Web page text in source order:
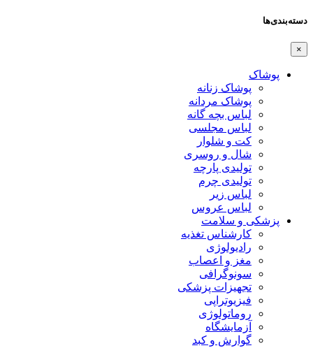
دسته‌بندی‌ها
×
پوشاک
پوشاک زنانه
پوشاک مردانه
لباس بچه گانه
لباس مجلسی
کت و شلوار
شال و روسری
تولیدی پارچه
تولیدی چرم
لباس زیر
لباس عروس
پزشکی و سلامت
کارشناس تغذیه
رادیولوژی
مغز و اعصاب
سونوگرافی
تجهیزات پزشکی
فیزیوتراپی
روماتولوژی
آزمایشگاه
گوارش و کبد